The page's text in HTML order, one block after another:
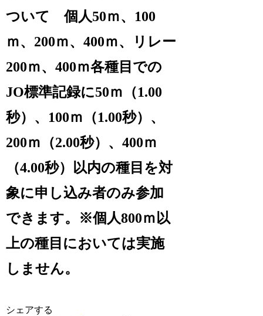
ついて 個人50ｍ、100
ｍ、200ｍ、400ｍ、リレー
200ｍ、400ｍ各種目での
JO標準記録に50ｍ（1.00
秒）、100ｍ（1.00秒）、
200ｍ（2.00秒）、400ｍ
（4.00秒）以内の種目を対
象に申し込み者のみ参加
できます。※個人800ｍ以
上の種目においては実施
しません。
シェアする